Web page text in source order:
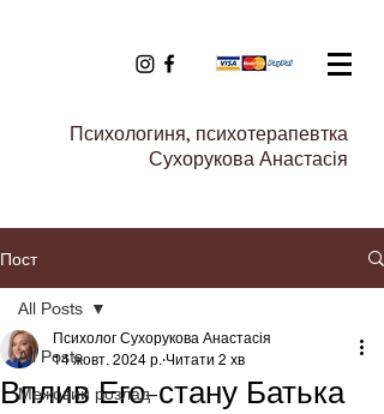
Психологиня, психотерапевтка
Сухорукова Анастасія
Пост
All Posts
Межовий розлад
All Posts
Вплив Его-стану Батька
Психолог Сухорукова Анастасія
14 жовт. 2024 р. Читати 2 хв